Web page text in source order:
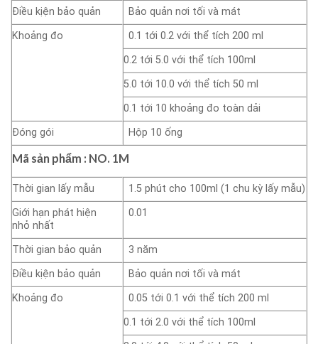
Điều kịện bảo quản
Bảo quản nơi tối và mát
Khoảng đo
0.1 tới 0.2 với thể tích 200 ml
0.2 tới 5.0 với thể tích 100ml
5.0 tới 10.0 với thể tích 50 ml
0.1 tới 10 khoảng đo toàn dải
Đóng gói
Hộp 10 ống
Mã sản phẩm : NO. 1M
Thời gian lấy mẫu
1.5 phút cho 100ml (1 chu kỳ lấy mẫu)
Giới hạn phát hiện
nhỏ nhất
0.01
Thời gian bảo quản
3 năm
Điều kịện bảo quản
Bảo quản nơi tối và mát
Khoảng đo
0.05 tới 0.1 với thể tích 200 ml
0.1 tới 2.0 với thể tích 100ml